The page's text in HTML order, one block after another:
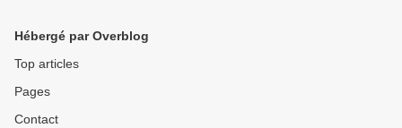
Hébergé par Overblog
Top articles
Pages
Contact